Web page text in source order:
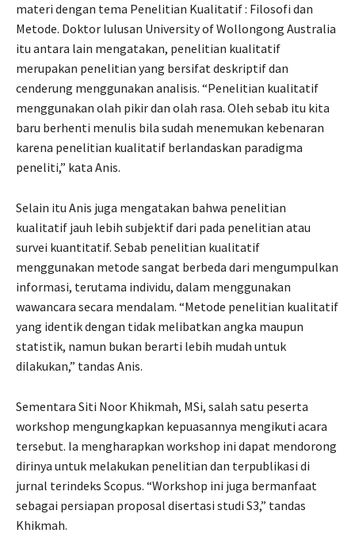
materi dengan tema Penelitian Kualitatif : Filosofi dan
Metode. Doktor lulusan University of Wollongong Australia
itu antara lain mengatakan, penelitian kualitatif
merupakan penelitian yang bersifat deskriptif dan
cenderung menggunakan analisis. “Penelitian kualitatif
menggunakan olah pikir dan olah rasa. Oleh sebab itu kita
baru berhenti menulis bila sudah menemukan kebenaran
karena penelitian kualitatif berlandaskan paradigma
peneliti,” kata Anis.
Selain itu Anis juga mengatakan bahwa penelitian
kualitatif jauh lebih subjektif dari pada penelitian atau
survei kuantitatif. Sebab penelitian kualitatif
menggunakan metode sangat berbeda dari mengumpulkan
informasi, terutama individu, dalam menggunakan
wawancara secara mendalam. “Metode penelitian kualitatif
yang identik dengan tidak melibatkan angka maupun
statistik, namun bukan berarti lebih mudah untuk
dilakukan,” tandas Anis.
Sementara Siti Noor Khikmah, MSi, salah satu peserta
workshop mengungkapkan kepuasannya mengikuti acara
tersebut. Ia mengharapkan workshop ini dapat mendorong
dirinya untuk melakukan penelitian dan terpublikasi di
jurnal terindeks Scopus. “Workshop ini juga bermanfaat
sebagai persiapan proposal disertasi studi S3,” tandas
Khikmah.